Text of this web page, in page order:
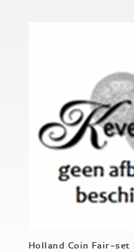
Holland Coin Fair-set